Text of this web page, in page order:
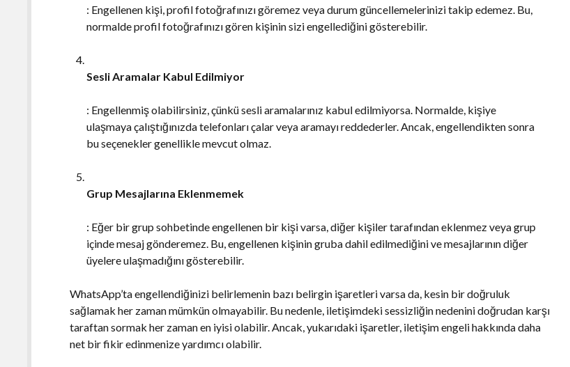
: Engellenen kişi, profil fotoğrafınızı göremez veya durum güncellemelerinizi takip edemez. Bu,
normalde profil fotoğrafınızı gören kişinin sizi engellediğini gösterebilir.
Sesli Aramalar Kabul Edilmiyor
: Engellenmiş olabilirsiniz, çünkü sesli aramalarınız kabul edilmiyorsa. Normalde, kişiye
ulaşmaya çalıştığınızda telefonları çalar veya aramayı reddederler. Ancak, engellendikten sonra
bu seçenekler genellikle mevcut olmaz.
Grup Mesajlarına Eklenmemek
: Eğer bir grup sohbetinde engellenen bir kişi varsa, diğer kişiler tarafından eklenmez veya grup
içinde mesaj gönderemez. Bu, engellenen kişinin gruba dahil edilmediğini ve mesajlarının diğer
üyelere ulaşmadığını gösterebilir.
WhatsApp’ta engellendiğinizi belirlemenin bazı belirgin işaretleri varsa da, kesin bir doğruluk
sağlamak her zaman mümkün olmayabilir. Bu nedenle, iletişimdeki sessizliğin nedenini doğrudan karşı
taraftan sormak her zaman en iyisi olabilir. Ancak, yukarıdaki işaretler, iletişim engeli hakkında daha
net bir fikir edinmenize yardımcı olabilir.